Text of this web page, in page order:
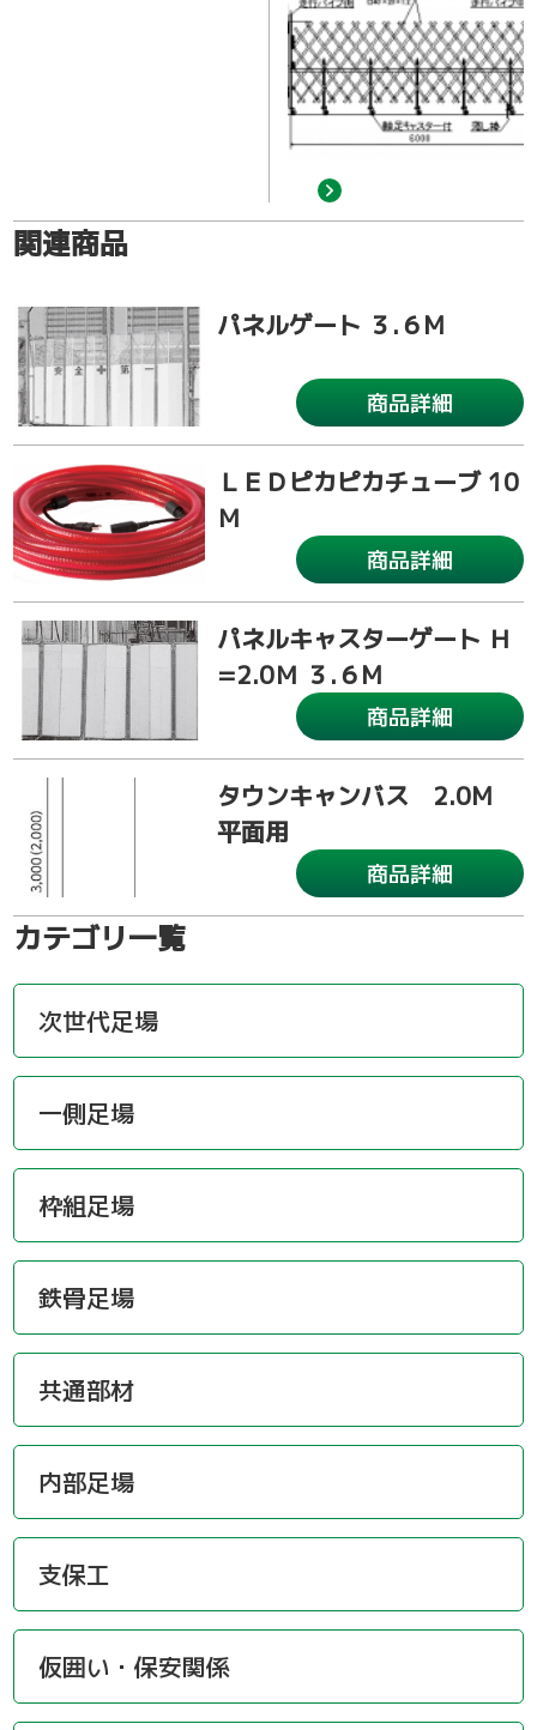
関連商品
パネルゲート ３.６M
商品詳細
ＬＥＤピカピカチューブ 10
Ｍ
商品詳細
パネルキャスターゲート Ｈ
=2.0Ｍ ３.６M
商品詳細
タウンキャンバス 2.0M
平面用
商品詳細
カテゴリ一覧
次世代足場
一側足場
枠組足場
鉄骨足場
共通部材
内部足場
支保工
仮囲い・保安関係